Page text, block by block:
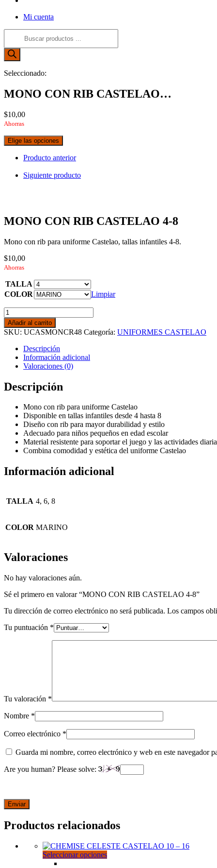
de
web
Mi cuenta
productos
Seleccionado:
MONO CON RIB CASTELAO…
$10,00
Ahorras
Elige las opciones
Producto anterior
Siguiente producto
MONO CON RIB CASTELAO 4-8
Mono con rib para uniforme Castelao, tallas infantiles 4-8.
$10,00
Ahorras
TALLA
COLOR
Limpiar
MONO
CON
RIB
CASTELAO
cantidad
Añadir al carrito
SKU: UCASMONCR48 Categoría: UNIFORMES CASTELAO
Descripción
Información adicional
Valoraciones (0)
Descripción
Mono con rib para uniforme Castelao
Disponible en tallas infantiles desde 4 hasta 8
Diseño con rib para mayor durabilidad y estilo
Adecuado para niños pequeños en edad escolar
Material resistente para soportar el juego y las actividades
Combina comodidad y estética del uniforme Castelao
Información adicional
TALLA 4, 6, 8
COLOR MARINO
Valoraciones
No hay valoraciones aún.
Sé el primero en valorar “MONO CON RIB CASTELAO 4-8”
Tu dirección de correo electrónico no será publicada. Los campos
Tu puntuación *
Tu valoración *
Nombre *
Correo electrónico *
Guarda mi nombre, correo electrónico y web en este navegador
Are you human? Please solve:
Productos relacionados
Seleccionar opcionesEste